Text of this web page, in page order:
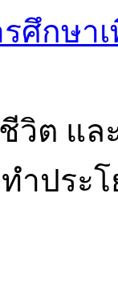
ศึกษา
ต แล
ำประ